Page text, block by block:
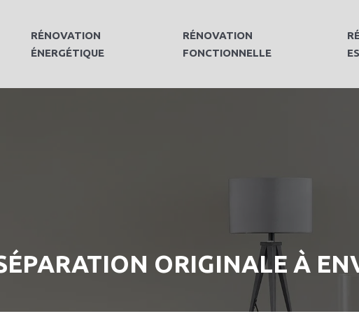
RÉNOVATION
ÉNERGÉTIQUE
RÉNOVATION
FONCTIONNELLE
ORIGINALE À